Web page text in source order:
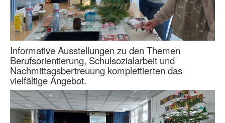
Informative Ausstellungen zu den Themen
Berufsorientierung, Schulsozialarbeit und
Nachmittagsbertreuung komplettierten das
vielfältige Angebot.